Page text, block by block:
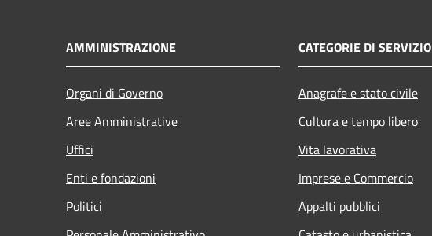
AMMINISTRAZIONE
Organi di Governo
Aree Amministrative
Uffici
Enti e fondazioni
Politici
CATEGORIE DI SERVIZIO
Anagrafe e stato civile
Cultura e tempo libero
Vita lavorativa
Imprese e Commercio
Appalti pubblici